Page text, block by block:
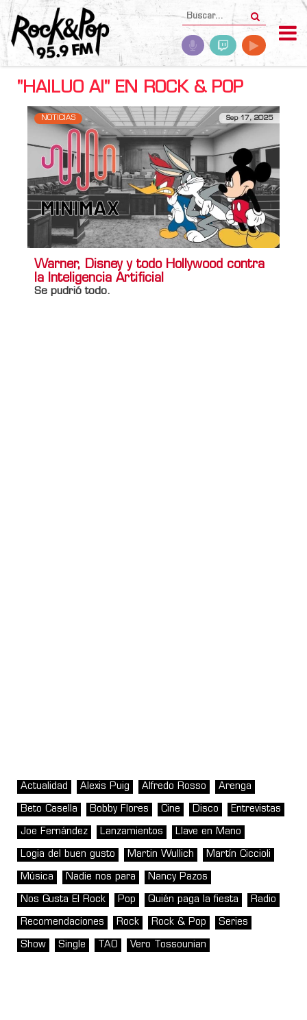
"HAILUO AI" EN ROCK & POP
NOTICIAS Sep 17, 2025
Warner, Disney y todo Hollywood contra
la Inteligencia Artificial
Se pudrió todo.
Actualidad Alexis Puig Alfredo Rosso Arenga
Beto Casella Bobby Flores Cine Disco Entrevistas
Joe Fernández Lanzamientos Llave en Mano
Logia del buen gusto Martin Wullich Martín Ciccioli
Música Nadie nos para Nancy Pazos
Nos Gusta El Rock Pop Quién paga la fiesta Radio
Recomendaciones Rock Rock & Pop Series
Show Single TAO Vero Tossounian